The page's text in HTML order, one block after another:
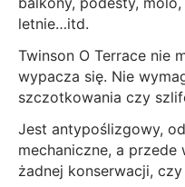
letnie…itd.
Twinson O Terrace nie
wypacza się. Nie
szczotkowania czy
Jest antypoślizgowy,
mechaniczne, a
żadnej konserwacji,